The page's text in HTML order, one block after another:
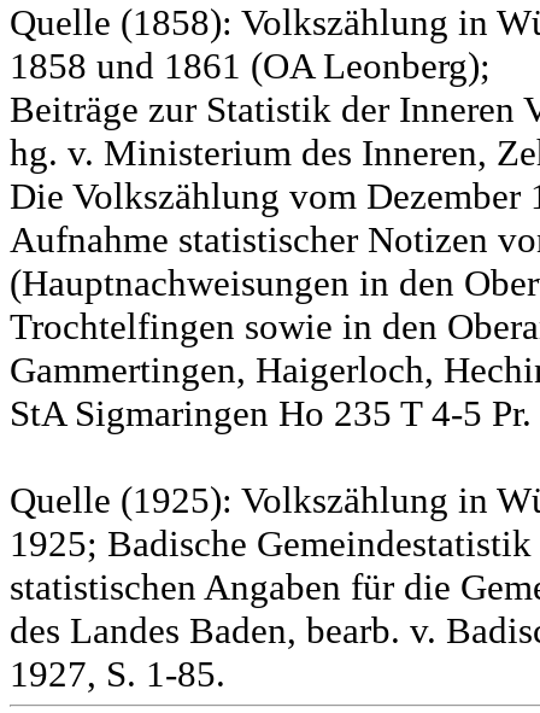
Quelle (1858): Volkszählung in
1858 und 1861 (OA Leonberg);
Beiträge zur Statistik der Inneren
hg. v. Ministerium des Inneren,
Die Volkszählung vom
Aufnahme statistischer Notizen
(Hauptnachweisungen in den
Trochtelfingen sowie in den
Gammertingen, Haigerloch,
StA Sigmaringen Ho 235 T 4-5
Quelle (1925): Volkszählung in
1925; Badische
statistischen Angaben für die
des Landes Baden, bearb. v.
1927, S. 1-85.